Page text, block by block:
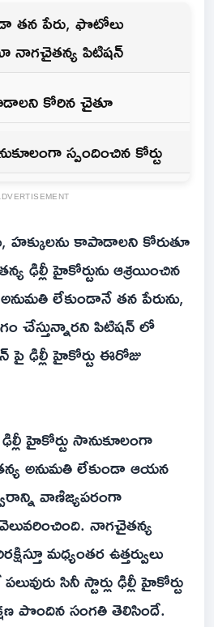
తన పేరు, ఫొటోలు
నాగచైతన్య పిటిషన్
కోరిన చైతూ
స్పందించిన కోర్టు
హక్కులను కాపాడాలని కోరుతూ
ఢిల్లీ హైకోర్టును ఆశ్రయించిన
లేకుండానే తన పేరును,
చేస్తున్నారని పిటిషన్ లో
ఢిల్లీ హైకోర్టు ఈరోజు
హైకోర్టు సానుకూలంగా
అనుమతి లేకుండా ఆయన
వాణిజ్యపరంగా
నాగచైతన్య
మధ్యంతర ఉత్తర్వులు
సినీ స్టార్లు ఢిల్లీ హైకోర్టు
పొందిన సంగతి తెలిసిందే.